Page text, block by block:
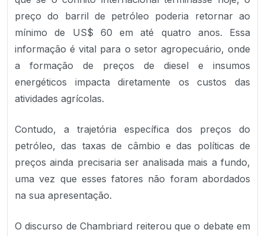
preço do barril de petróleo poderia retornar ao
mínimo de US$ 60 em até quatro anos. Essa
informação é vital para o setor agropecuário, onde
a formação de preços de diesel e insumos
energéticos impacta diretamente os custos das
atividades agrícolas.
Contudo, a trajetória específica dos preços do
petróleo, das taxas de câmbio e das políticas de
preços ainda precisaria ser analisada mais a fundo,
uma vez que esses fatores não foram abordados
na sua apresentação.
O discurso de Chambriard reiterou que o debate em